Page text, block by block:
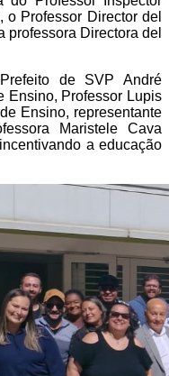
Professor Director del
professora Directora del
de SVP André
Ensino, Professor Lupis
Ensino, representante
Maristele Cava
a educação